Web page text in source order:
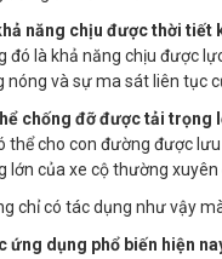
năng chịu được thời tiết
đó là khả năng chịu được
nóng và sự ma sát liên tục
chống đỡ được tải trọng
thể cho con đường được
lớn của xe cộ thường xuyên
chỉ có tác dụng như vậy
ứng dụng phổ biến hiện